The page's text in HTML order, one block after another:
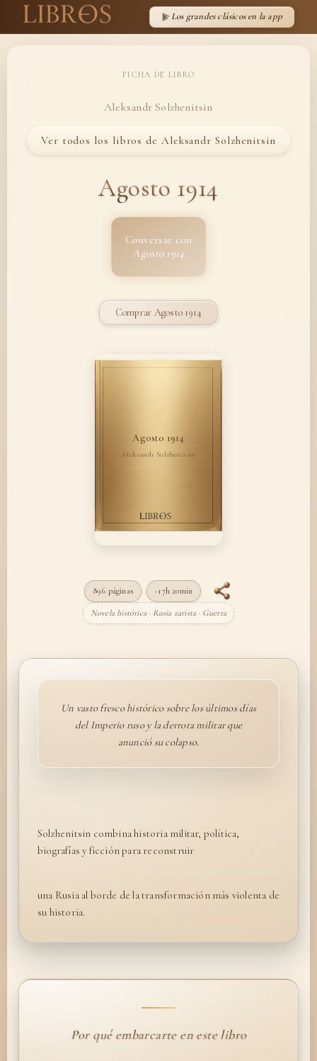
Los grandes clásicos en la app
FICHA DE LIBRO
Aleksandr Solzhenitsin
Ver todos los libros de Aleksandr Solzhenitsin
Agosto 1914
Conversar con
Agosto 1914
Comprar Agosto 1914
Agosto 1914
Aleksandr Solzhenitsin
896 páginas ~17h 20min
Novela histórica · Rusia zarista · Guerra
Un vasto fresco histórico sobre los últimos días
del Imperio ruso y la derrota militar que
anunció su colapso.
Solzhenitsin combina historia militar, política,
biografías y ficción para reconstruir
una Rusia al borde de la transformación más violenta de
su historia.
Por qué embarcarte en este libro